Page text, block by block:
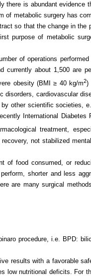
there is abundant evidence
metabolic surgery has
so that the change in the
purpose of metabolic
of operations
about 1,500 are
obesity (BMI ≥ 40 kg/m2)
cardiovascular
other scientific societies,
International Diabetes
treatment,
not stabilized
food consumed, or
shorter and less
are many surgical
procedure, i.e. BPD:
results with a favorable
nutritional deficits. For